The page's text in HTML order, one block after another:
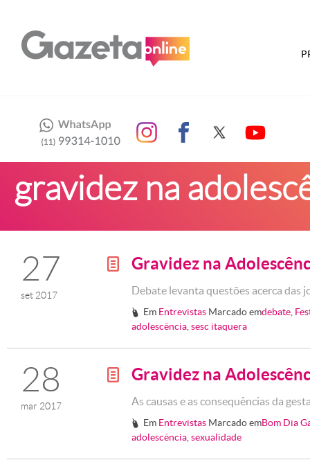
gravidez na
27
set 2017
g Gravidez na
Debate levanta questões acerca das
# Em Entrevistas Marcado emdebate
adolescência sesc itaquera
28
mar 2017
g Gravidez na
As causas e as consequências da
# Em Entrevistas Marcado emBom Dia
adolescência sexualidade